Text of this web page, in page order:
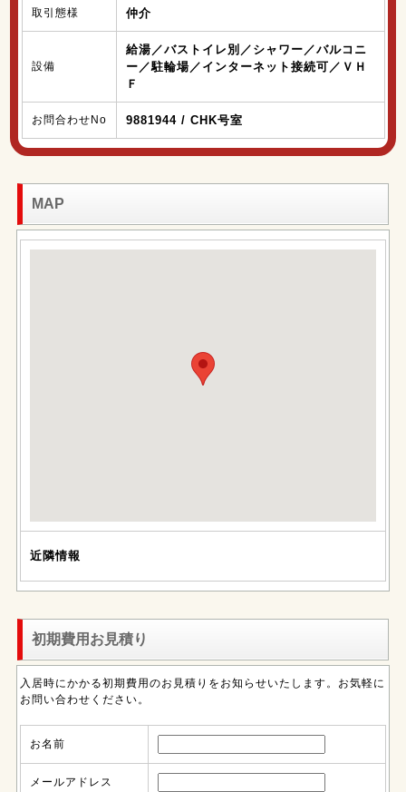
取引態様 仲介
設備
給湯／バストイレ別／シャワー／バルコニ
ー／駐輪場／インターネット接続可／ＶＨ
Ｆ
お問合わせNo 9881944 / CHK号室
MAP
近隣情報
初期費用お見積り
入居時にかかる初期費用のお見積りをお知らせいたします。お気軽に
お問い合わせください。
お名前
メールアドレス